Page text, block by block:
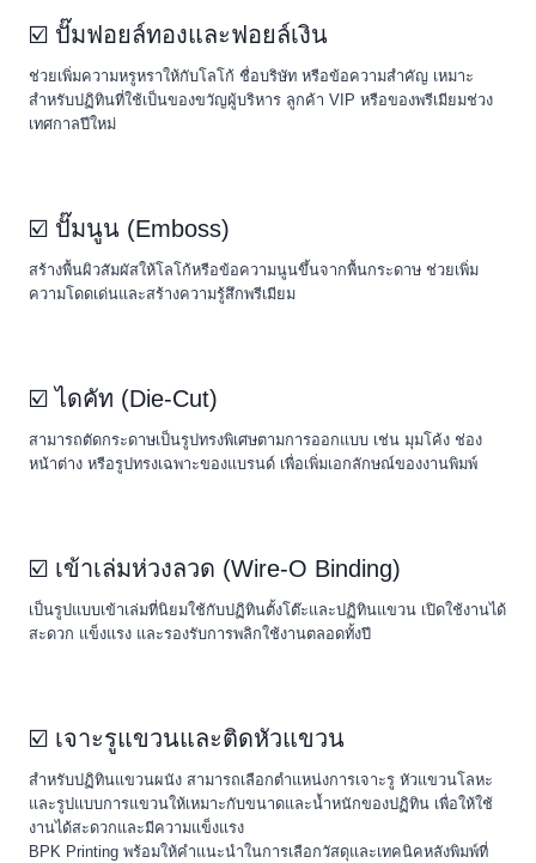
☑️ ปั๊มฟอยล์ทองและฟอยล์เงิน
ช่วยเพิ่มความหรูหราให้กับโลโก้ ชื่อบริษัท หรือข้อความสำคัญ เหมาะ
สำหรับปฏิทินที่ใช้เป็นของขวัญผู้บริหาร ลูกค้า VIP หรือของพรีเมียมช่วง
เทศกาลปีใหม่
☑️ ปั๊มนูน (Emboss)
สร้างพื้นผิวสัมผัสให้โลโก้หรือข้อความนูนขึ้นจากพื้นกระดาษ ช่วยเพิ่ม
ความโดดเด่นและสร้างความรู้สึกพรีเมียม
☑️ ไดคัท (Die-Cut)
สามารถตัดกระดาษเป็นรูปทรงพิเศษตามการออกแบบ เช่น มุมโค้ง ช่อง
หน้าต่าง หรือรูปทรงเฉพาะของแบรนด์ เพื่อเพิ่มเอกลักษณ์ของงานพิมพ์
☑️ เข้าเล่มห่วงลวด (Wire-O Binding)
เป็นรูปแบบเข้าเล่มที่นิยมใช้กับปฏิทินตั้งโต๊ะและปฏิทินแขวน เปิดใช้งานได้
สะดวก แข็งแรง และรองรับการพลิกใช้งานตลอดทั้งปี
☑️ เจาะรูแขวนและติดหัวแขวน
สำหรับปฏิทินแขวนผนัง สามารถเลือกตำแหน่งการเจาะรู หัวแขวนโลหะ
และรูปแบบการแขวนให้เหมาะกับขนาดและน้ำหนักของปฏิทิน เพื่อให้ใช้
งานได้สะดวกและมีความแข็งแรง
BPK Printing พร้อมให้คำแนะนำในการเลือกวัสดุและเทคนิคหลังพิมพ์ที่